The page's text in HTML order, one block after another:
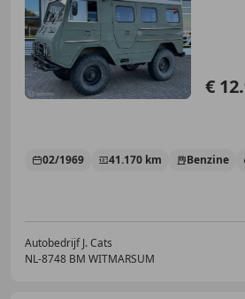
€
02/1969 41.170 km Benzine
Autobedrijf J. Cats
NL-8748 BM WITMARSUM